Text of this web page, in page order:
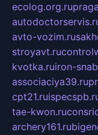
ecolog.org.ru
avto-vozim.ru
stroyavt.ru
kvotka.ruiron-
associaciya39.ru
cpt21.ru
tae-kwon.ru
archery161.ru